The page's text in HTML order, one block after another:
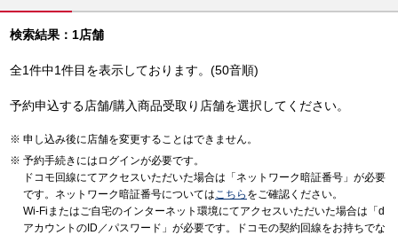
検索結果：1店舗
全1件中1件目を表示しております。(50音順)
予約申込する店舗/購入商品受取り店舗を選択してください。
申し込み後に店舗を変更することはできません。
予約手続きにはログインが必要です。
ドコモ回線にてアクセスいただいた場合は「ネットワーク暗証番号」が必要
です。ネットワーク暗証番号についてはこちら をご確認ください。
Wi-Fiまたはご自宅のインターネット環境にてアクセスいただいた場合は「d
アカウントのID／パスワード」が必要です。ドコモの契約回線をお持ちでな